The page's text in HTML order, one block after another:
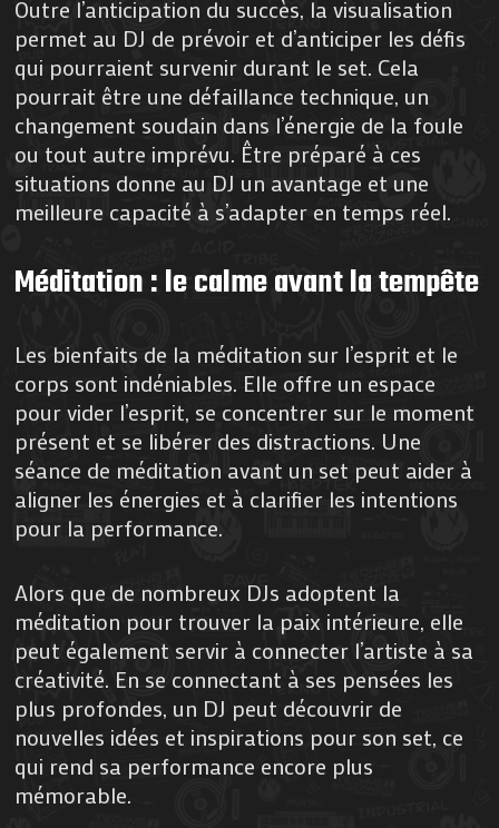
Outre l’anticipation du succès, la visualisation
permet au DJ de prévoir et d’anticiper les défis
qui pourraient survenir durant le set. Cela
pourrait être une défaillance technique, un
changement soudain dans l’énergie de la foule
ou tout autre imprévu. Être préparé à ces
situations donne au DJ un avantage et une
meilleure capacité à s’adapter en temps réel.
Méditation : le calme avant la tempête
Les bienfaits de la méditation sur l’esprit et le
corps sont indéniables. Elle offre un espace
pour vider l’esprit, se concentrer sur le moment
présent et se libérer des distractions. Une
séance de méditation avant un set peut aider à
aligner les énergies et à clarifier les intentions
pour la performance.
Alors que de nombreux DJs adoptent la
méditation pour trouver la paix intérieure, elle
peut également servir à connecter l’artiste à sa
créativité. En se connectant à ses pensées les
plus profondes, un DJ peut découvrir de
nouvelles idées et inspirations pour son set, ce
qui rend sa performance encore plus
mémorable.